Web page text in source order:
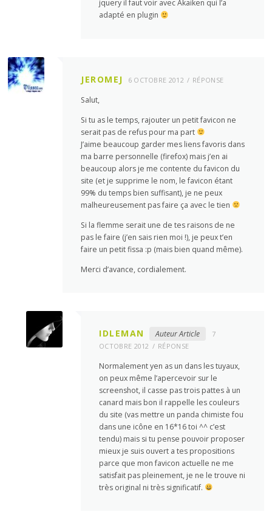
jquery il faut voir avec Akaiken qui l’a
adapté en plugin
JEROMEJ 6 OCTOBRE 2012 RÉPONSE
Salut,
Si tu as le temps, rajouter un petit favicon ne
serait pas de refus pour ma part
J’aime beaucoup garder mes liens favoris dans
ma barre personnelle (firefox) mais j’en ai
beaucoup alors je me contente du favicon du
site (et je supprime le nom, le favicon étant
99% du temps bien suffisant), je ne peux
malheureusement pas faire ça avec le tien
Si la flemme serait une de tes raisons de ne
pas le faire (j’en sais rien moi !), je peux t’en
faire un petit fissa :p (mais bien quand même).
Merci d’avance, cordialement.
IDLEMAN Auteur Article
7
OCTOBRE 2012
RÉPONSE
Normalement yen as un dans les tuyaux,
on peux même l’apercevoir sur le
screenshot, il casse pas trois pattes à un
canard mais bon il rappelle les couleurs
du site (vas mettre un panda chimiste fou
dans une icône en 16*16 toi ^^ c’est
tendu) mais si tu pense pouvoir proposer
mieux je suis ouvert a tes propositions
parce que mon favicon actuelle ne me
satisfait pas pleinement, je ne le trouve ni
très original ni très significatif.